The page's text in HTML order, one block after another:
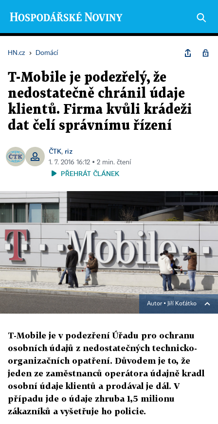
HN.cz › Domácí
T-Mobile je podezřelý, že
nedostatečně chránil údaje
klientů. Firma kvůli krádeži
dat čelí správnímu řízení
ČTK, riz
1. 7. 2016 16:12 ▪ 2 min. čtení
PŘEHRÁT ČLÁNEK
Autor ▪ Jiří Koťátko
T-Mobile je v podezření Úřadu pro ochranu
osobních údajů z nedostatečných technicko-
organizačních opatření. Důvodem je to, že
jeden ze zaměstnanců operátora údajně kradl
osobní údaje klientů a prodával je dál. V
případu jde o údaje zhruba 1,5 milionu
zákazníků a vyšetřuje ho policie.